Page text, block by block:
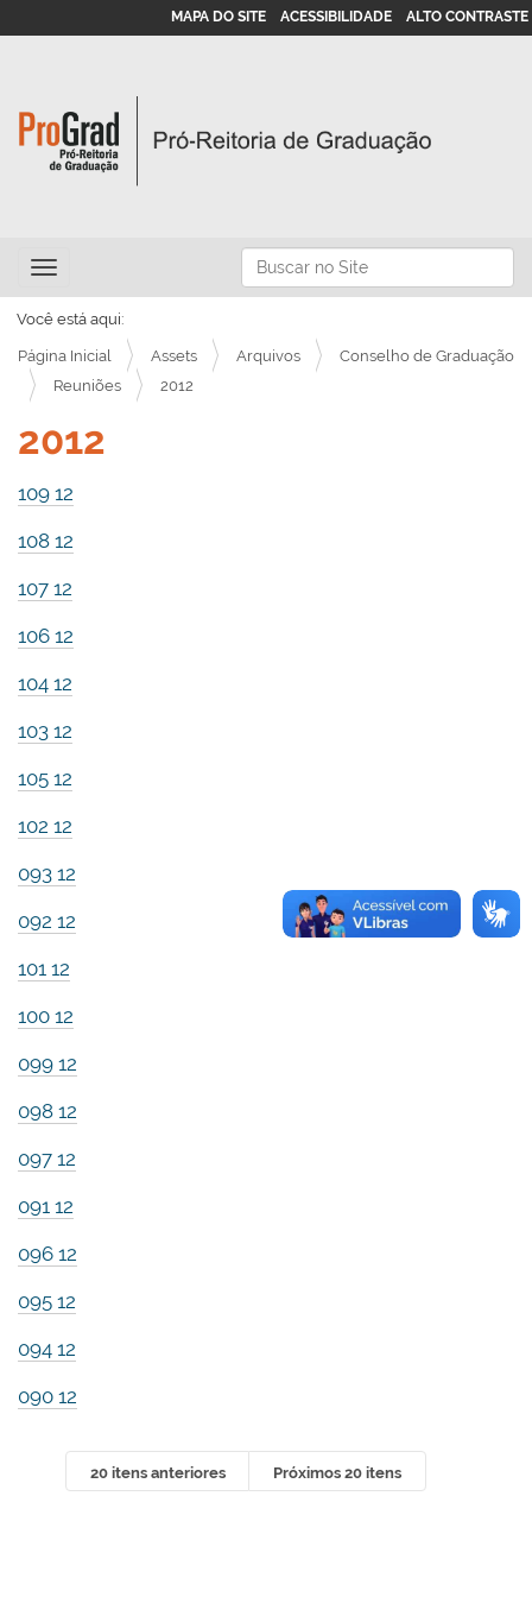
Busca
Busca Avançada…
MAPA DO SITE ACESSIBILIDADE ALTO CONTRASTE
Toggle navigation
Você está aqui:
Página Inicial Assets Arquivos
Conselho de Graduação
Reuniões
2012
2012
109 12
108 12
107 12
106 12
104 12
103 12
105 12
102 12
093 12
092 12
101 12
100 12
099 12
098 12
097 12
091 12
096 12
095 12
094 12
090 12
20 itens anteriores Próximos 20 itens